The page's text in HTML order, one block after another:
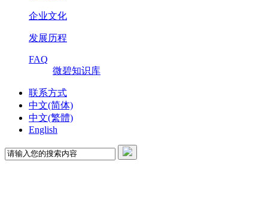
企业文化
发展历程
FAQ
微碧知识库
联系方式
中文(简体)
中文(繁體)
English